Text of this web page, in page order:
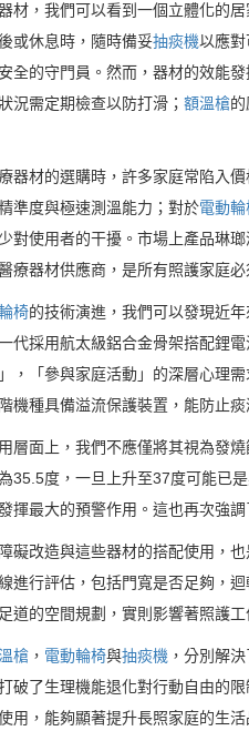
材，我們可以看到一個立體化的
或休息時，隨時備妥抽痰機以應對
全的守門員。然而，器材的效能
況需定期檢查以防打滑； 額溫槍
器材的選購時，許多家庭常陷入
準度與極速測溫能力；對於電動輪
對使用者的干擾。市場上產品琳
療器材供應商，是所有照護家庭必
椅的技術演進，我們可以發現近
代採用航太級鋁合金骨架搭配鋰
，「參與家庭活動」的深層心理需
機種具備溢流保護裝置，能防止
層面上，我們不應僅將其視為發
35.5度，一旦上升至37度可能已
揮最大的預警作用。這也再次強
礙改造與這些器材的搭配使用，
進行評估，包括門寬是否足夠，
道的空間規劃，實則影響著照護工
槍 ， 電動輪椅與抽痰機 ，分別解
破了生理機能退化對行動自由的
用，能夠顯著提升長照家庭的生